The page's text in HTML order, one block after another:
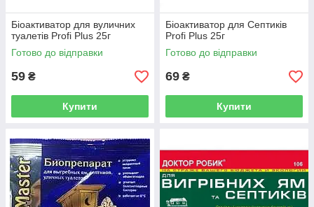
Біоактиватор для вуличних
туалетів Profi Plus 25г
Готово до відправки
59 ₴
Купити
Біоактиватор для Септиків
Profi Plus 25г
Готово до відправки
69 ₴
Купити